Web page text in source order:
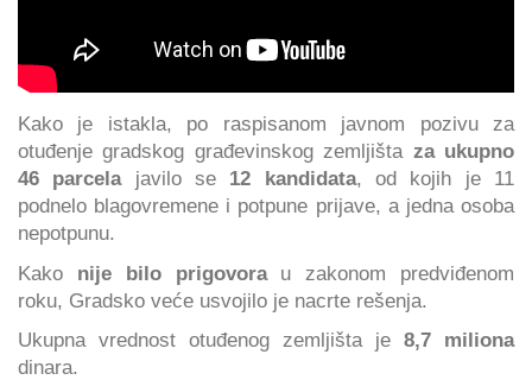
Kako je istakla, po raspisanom javnom pozivu za
otuđenje gradskog građevinskog zemljišta za ukupno
46 parcelajavilo se 12 kandidata, od kojih je 11
podnelo blagovremene i potpune prijave, a jedna osoba
nepotpunu.
Kako nije bilo prigovora u zakonom predviđenom
roku, Gradsko veće usvojilo je nacrte rešenja.
Ukupna vrednost otuđenog zemljišta je 8,7 miliona
dinara.